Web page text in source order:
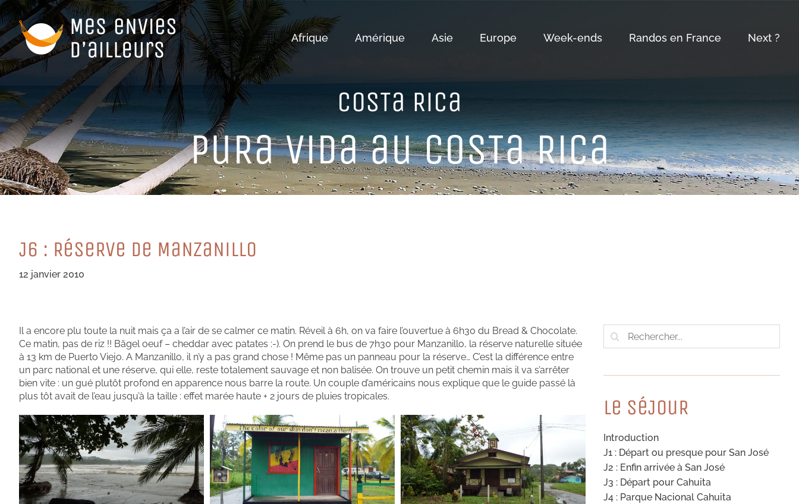
Passer
au
contenu
Afrique Amérique Asie Europe Week-ends Randos en France Next ?
CoSTa RiCa
PuRa ViDa au CoSTa RiCa
J6 : RéSeRVe de MaNZaNiLLo
12 janvier 2010
Il a encore plu toute la nuit mais ça a l’air de se calmer ce matin. Réveil à 6h, on va faire l’ouvertue à 6h30 du Bread & Chocolate.
Ce matin, pas de riz !! Bägel oeuf – cheddar avec patates :-). On prend le bus de 7h30 pour Manzanillo, la réserve naturelle située
à 13 km de Puerto Viejo. A Manzanillo, il n’y a pas grand chose ! Même pas un panneau pour la réserve… C’est la différence entre
un parc national et une réserve, qui elle, reste totalement sauvage et non balisée. On trouve un petit chemin mais il va s’arrêter
bien vite : un gué plutôt profond en apparence nous barre la route. Un couple d’américains nous explique que le guide passé là
plus tôt avait de l’eau jusqu’à la taille : effet marée haute + 2 jours de pluies tropicales.
Rechercher:
Le SéJouR
Introduction
J1 : Départ ou presque pour San José
J2 : Enfin arrivée à San José
J3 : Départ pour Cahuita
J4 : Parque Nacional Cahuita